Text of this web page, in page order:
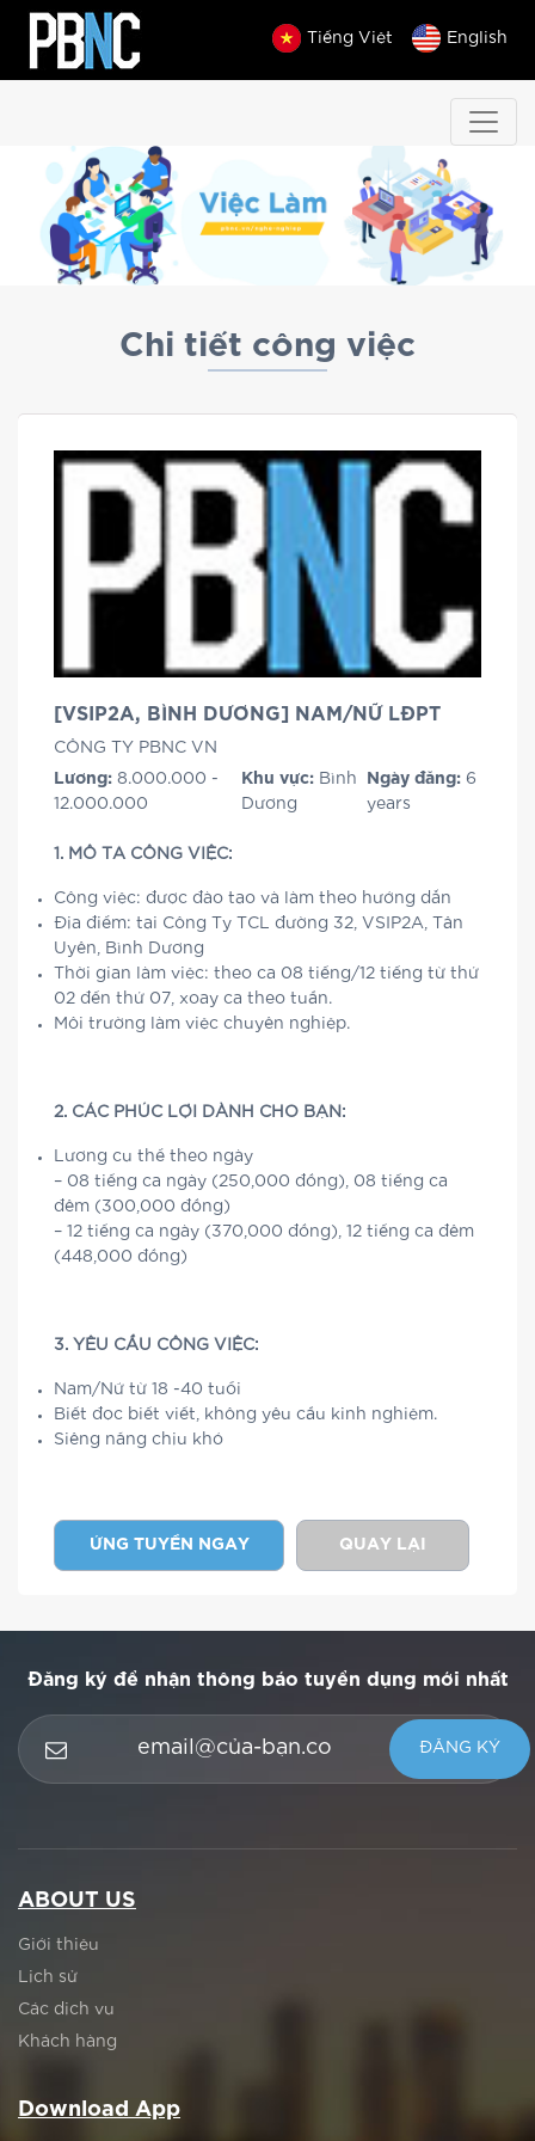
Tiếng Việt English
Chi tiết công việc
[VSIP2A, BÌNH DƯƠNG] NAM/NỮ LĐPT
CÔNG TY PBNC VN
Lương: 8.000.000 -
12.000.000
Khu vực: Bình
Dương
Ngày đăng: 6
years
1. MÔ TẢ CÔNG VIỆC:
Công việc: được đào tạo và làm theo hướng dẫn
Địa điểm: tại Công Ty TCL đường 32, VSIP2A, Tân
Uyên, Bình Dương
Thời gian làm việc: theo ca 08 tiếng/12 tiếng từ thứ
02 đến thứ 07, xoay ca theo tuần.
Môi trường làm việc chuyên nghiệp.
2. CÁC PHÚC LỢI DÀNH CHO BẠN:
Lương cụ thể theo ngày
– 08 tiếng ca ngày (250,000 đồng), 08 tiếng ca
đêm (300,000 đồng)
– 12 tiếng ca ngày (370,000 đồng), 12 tiếng ca đêm
(448,000 đồng)
3. YÊU CẦU CÔNG VIỆC:
Nam/Nữ từ 18 -40 tuổi
Biết đọc biết viết, không yêu cầu kinh nghiệm.
Siêng năng chịu khó
ỨNG TUYỂN NGAY QUAY LẠI
Đăng ký để nhận thông báo tuyển dụng mới nhất
ABOUT US
Giới thiệu
Lịch sử
Các dịch vụ
Khách hàng
Download App